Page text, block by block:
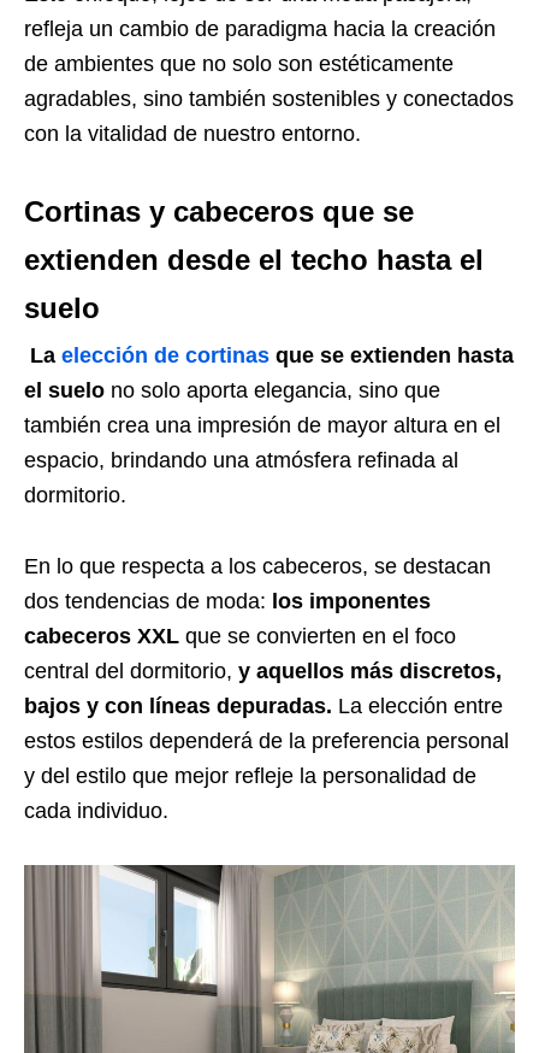
refleja un cambio de paradigma hacia la creación
de ambientes que no solo son estéticamente
agradables, sino también sostenibles y conectados
con la vitalidad de nuestro entorno.
Cortinas y cabeceros que se
extienden desde el techo hasta el
suelo
La elección de cortinas que se extienden hasta
el suelo no solo aporta elegancia, sino que
también crea una impresión de mayor altura en el
espacio, brindando una atmósfera refinada al
dormitorio.
En lo que respecta a los cabeceros, se destacan
dos tendencias de moda: los imponentes
cabeceros XXL que se convierten en el foco
central del dormitorio, y aquellos más discretos,
bajos y con líneas depuradas. La elección entre
estos estilos dependerá de la preferencia personal
y del estilo que mejor refleje la personalidad de
cada individuo.